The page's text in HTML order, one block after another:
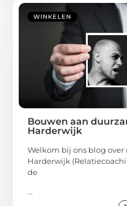
WINKELEN
Bouwen aan
Harderwijk
Welkom bij ons blog
Harderwijk
de
...